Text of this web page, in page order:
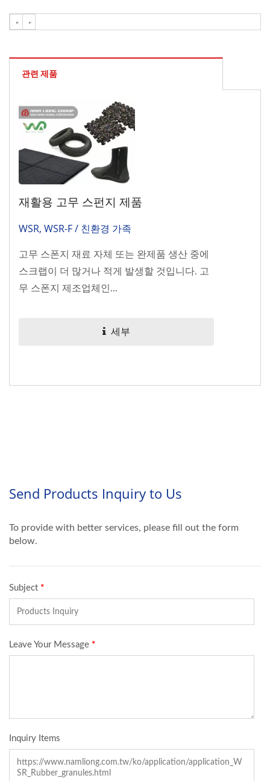
관련 제품
재활용 고무 스펀지 제품
WSR, WSR-F / 친환경 가족
고무 스폰지 재료 자체 또는 완제품 생산 중에
스크랩이 더 많거나 적게 발생할 것입니다. 고
무 스폰지 제조업체인...
세부